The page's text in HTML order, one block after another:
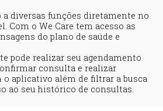
a diversas funções diretamente no
Com o We Care tem acesso as
do plano de saúde e
pode realizar seu agendamento
consulta e realizar
o aplicativo além de filtrar a busca
ao seu histórico de consultas.